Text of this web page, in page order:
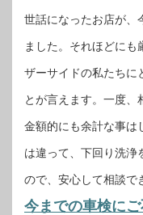
世話になったお店が、
ました。それほどに
ザーサイドの私たちに
とが言えます。一度、
金額的にも余計な事は
は違って、下回り洗浄
ので、安心して相談で
今までの車検に